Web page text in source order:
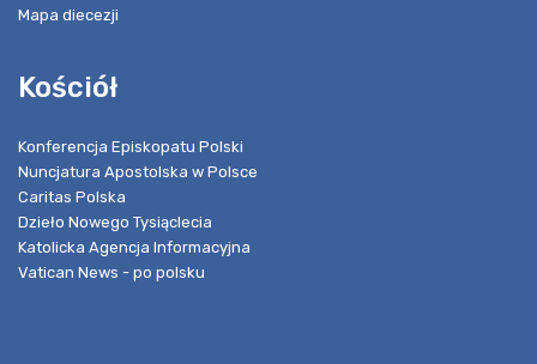
Mapa diecezji
Kościół
Konferencja Episkopatu Polski
Nuncjatura Apostolska w Polsce
Caritas Polska
Dzieło Nowego Tysiąclecia
Katolicka Agencja Informacyjna
Vatican News - po polsku